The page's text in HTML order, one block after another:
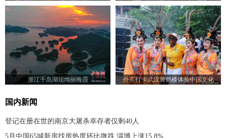
江湾盛放
浙江千岛湖现绚丽晚霞 外宾打卡武汉黄鹤楼体验中国文化
国内新闻
登记在册在世的南京大屠杀幸存者仅剩40人
5月中国65城新房找房热度环比微跌 淄博上涨15.8%